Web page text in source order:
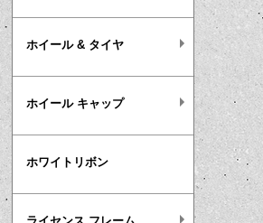
ホイール & タイヤ
ホイール キャップ
ホワイトリボン